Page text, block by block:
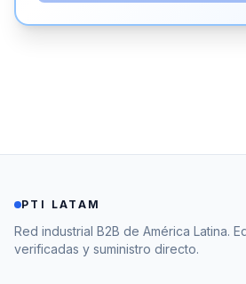
PTI LATAM
Red industrial B2B de América Latina.
verificadas y suministro directo.